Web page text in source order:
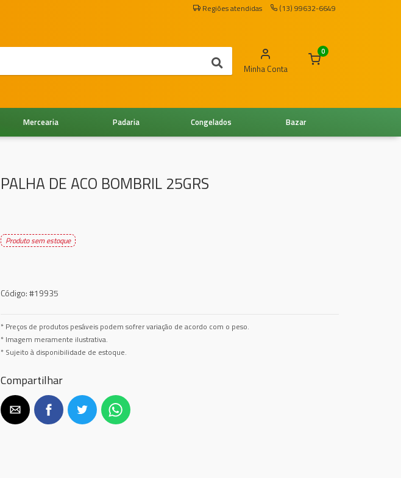
Regiões atendidas (13) 99632-6649
Minha Conta
0
Bazar
Congelados
Padaria
Mercearia
PALHA DE ACO BOMBRIL 25GRS
Produto sem estoque
Código:#19935
* Preços de produtos pesáveis podem sofrer variação de acordo com o peso.
* Imagem meramente ilustrativa.
* Sujeito à disponibilidade de estoque.
Compartilhar